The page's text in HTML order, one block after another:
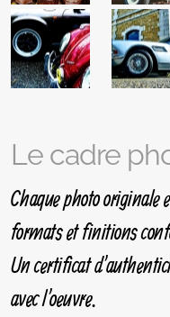
Le cadre
Chaque photo originale
formats et finitions
Un certificat
avec l'oeuvre.